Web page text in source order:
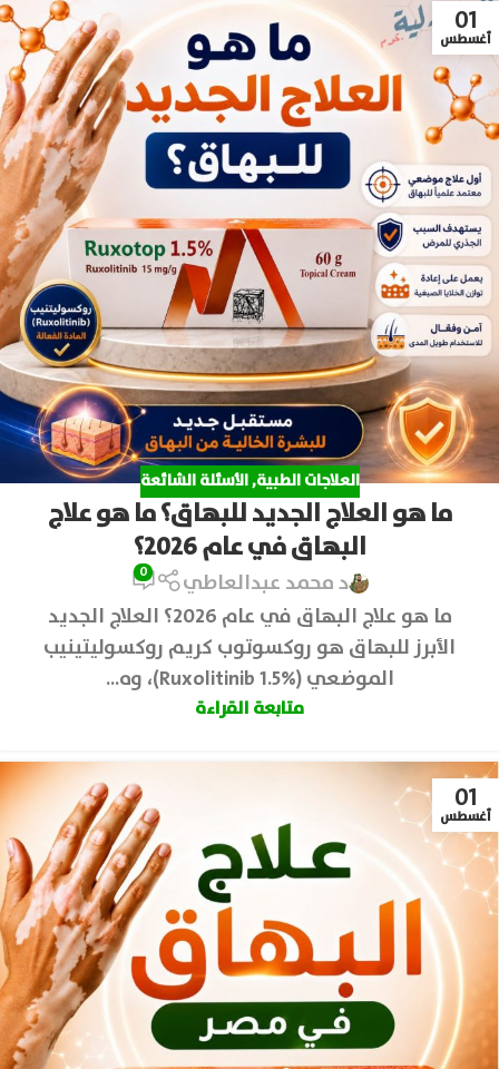
01
أغسطس
العلاجات الطبية,الأسئلة الشائعة
ما هو العلاج الجديد للبهاق؟ ما هو علاج
البهاق في عام 2026؟
د محمد عبدالعاطي 0
ما هو علاج البهاق في عام 2026؟ العلاج الجديد
الأبرز للبهاق هو روكسوتوب كريم روكسوليتينيب
الموضعي (Ruxolitinib 1.5%)، وه...
متابعة القراءة
01
أغسطس